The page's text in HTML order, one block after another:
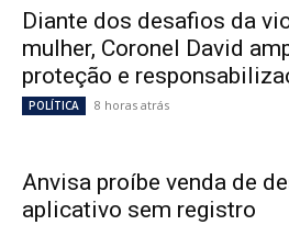
Diante dos desafios da
mulher, Coronel David
proteção e
POLÍTICA 8 horas atrás
Anvisa proíbe venda de
aplicativo sem registro